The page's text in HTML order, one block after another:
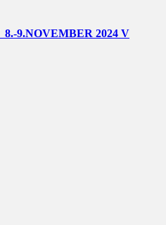
8.-9.NOVEMBER 2024 V